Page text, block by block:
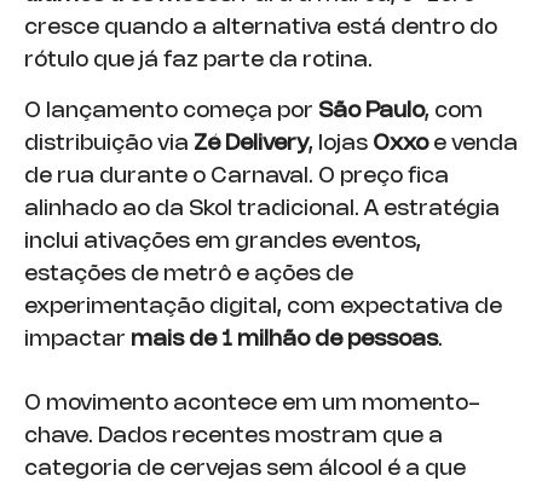
cresce quando a alternativa está dentro do
rótulo que já faz parte da rotina.
O lançamento começa por São Paulo, com
distribuição via Zé Delivery, lojas Oxxoe venda
de rua durante o Carnaval. O preço fica
alinhado ao da Skol tradicional. A estratégia
inclui ativações em grandes eventos,
estações de metrô e ações de
experimentação digital, com expectativa de
impactar mais de 1 milhão de pessoas.
O movimento acontece em um momento-
chave. Dados recentes mostram que a
categoria de cervejas sem álcool é a que